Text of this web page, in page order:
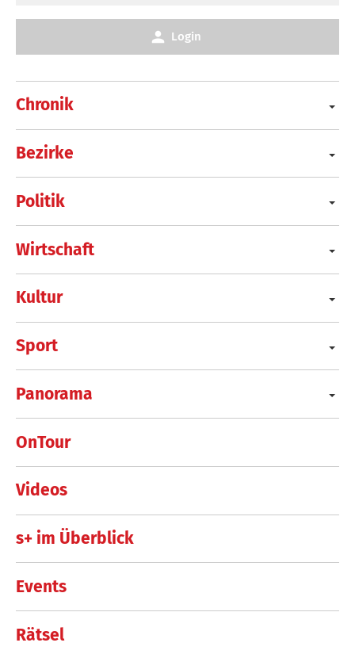
Chronik
Bezirke
Politik
Wirtschaft
Kultur
Sport
Panorama
OnTour
Videos
s+ im Überblick
Events
Rätsel
Login